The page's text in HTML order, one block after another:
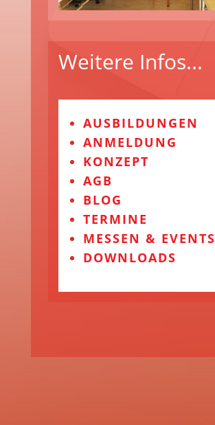
Weitere Infos...
AUSBILDUNGEN
ANMELDUNG
KONZEPT
AGB
BLOG
TERMINE
MESSEN & EVENTS
DOWNLOADS